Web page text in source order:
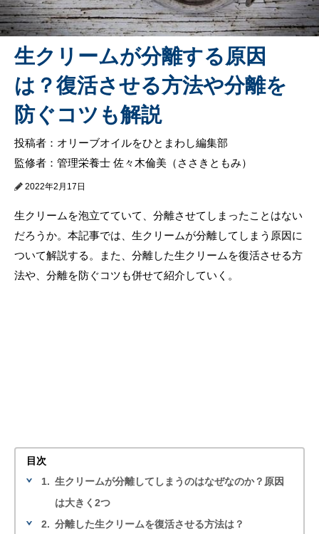
生クリームが分離する原因
は？復活させる方法や分離を
防ぐコツも解説
投稿者：オリーブオイルをひとまわし編集部
監修者：管理栄養士 佐々木倫美（ささきともみ）
2022年2月17日
生クリームを泡立てていて、分離させてしまったことはない
だろうか。本記事では、生クリームが分離してしまう原因に
ついて解説する。また、分離した生クリームを復活させる方
法や、分離を防ぐコツも併せて紹介していく。
目次
1. 生クリームが分離してしまうのはなぜなのか？原因
は大きく2つ
2. 分離した生クリームを復活させる方法は？